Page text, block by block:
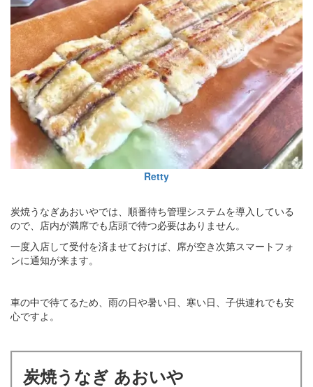
Retty
炭焼うなぎあおいやでは、順番待ち管理システムを導入している
ので、店内が満席でも店頭で待つ必要はありません。
一度入店して受付を済ませておけば、席が空き次第スマートフォ
ンに通知が来ます。
車の中で待てるため、雨の日や暑い日、寒い日、子供連れでも安
心ですよ。
炭焼うなぎ あおいや